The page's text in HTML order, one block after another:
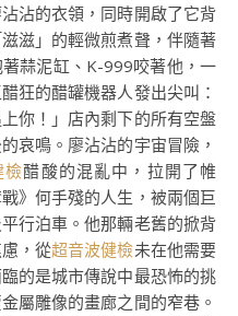
沾的衣領，同時開啟了它背
滋」的輕微煎煮聲，伴隨著
蒜泥缸、K-999咬著他，一
狂的醋罐機器人發出尖叫：
你！」店內剩下的所有空盤
哀鳴。廖沾沾的宇宙冒險，
檢醋酸的混亂中，拉開了帷
》何手殘的人生，被兩個巨
行泊車。他那輛老舊的掀背
，從超音波健檢未在他需要
的是城市傳說中最恐怖的挑
屬雕像的畫廊之間的窄巷。